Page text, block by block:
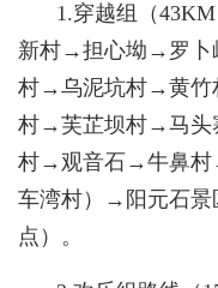
1.穿越组（
新村→担心坳→罗
村→乌泥坑村→黄
村→芙芷坝村→马
村→观音石→牛鼻村
车湾村）→阳元石
点）。